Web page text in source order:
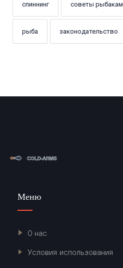
спиннинг советы рыбакам
рыба законодательство
Меню
О нас
Условия использования